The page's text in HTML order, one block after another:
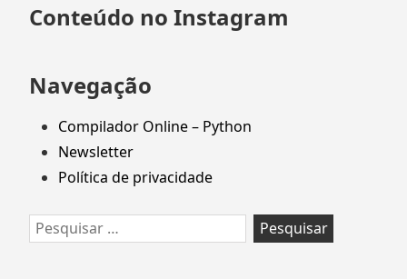
Conteúdo no Instagram
Navegação
Compilador Online – Python
Newsletter
Política de privacidade
Pesquisar
por: